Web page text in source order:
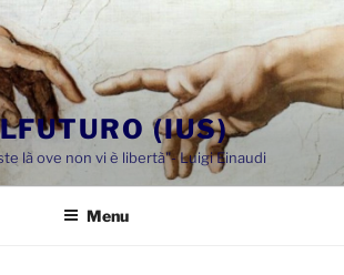
(IUS)
là ove non vi è libertà"- Luigi Einaudi
Menu